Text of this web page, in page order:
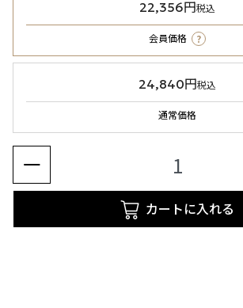
22,356円税込
会員価格 ?
24,840円税込
通常価格
カートに入れる